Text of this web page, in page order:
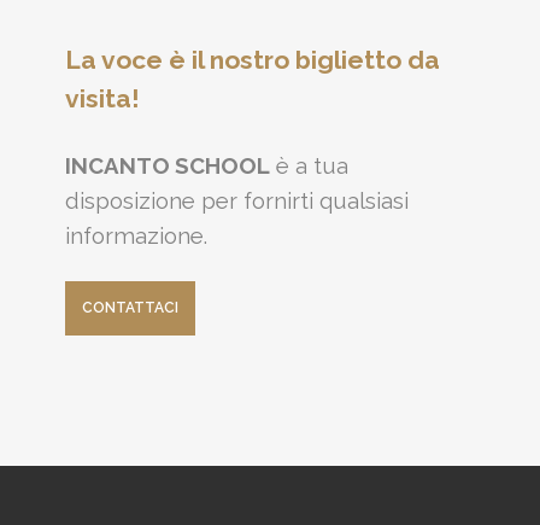
La voce è il nostro biglietto da
visita!
INCANTO SCHOOLè a tua
disposizione per fornirti qualsiasi
informazione.
CONTATTACI